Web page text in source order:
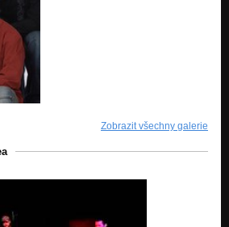
Zobrazit všechny galerie